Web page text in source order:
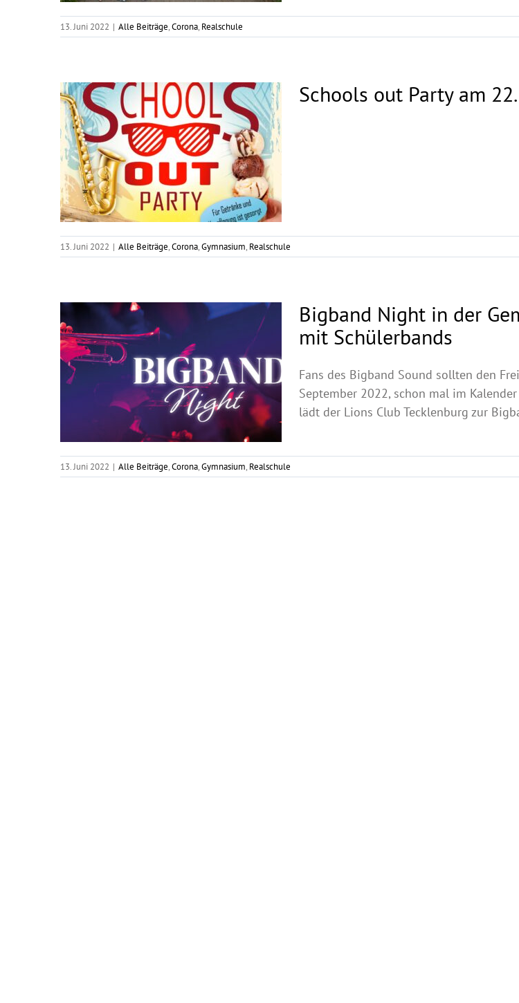
13. Juni 2022 | Alle Beiträge,Corona, Realschule
Schools out Party am
13. Juni 2022 | Alle Beiträge,Corona,Gymnasium, Realschule
Bigband Night in der
mit Schülerbands
Fans des Bigband Sound sollten den
September 2022, schon mal im
lädt der Lions Club Tecklenburg zur
13. Juni 2022 | Alle Beiträge,Corona,Gymnasium, Realschule